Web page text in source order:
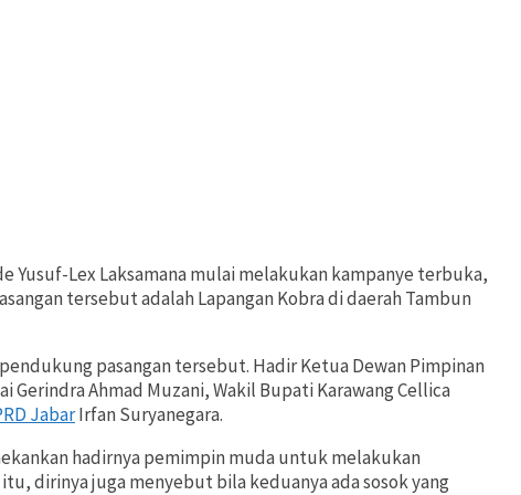
Yusuf-Lex Laksamana mulai melakukan kampanye terbuka,
tersebut adalah Lapangan Kobra di daerah Tambun
pasangan tersebut. Hadir Ketua Dewan Pimpinan
Gerindra Ahmad Muzani, Wakil Bupati Karawang Cellica
JabarIrfan Suryanegara.
hadirnya pemimpin muda untuk melakukan
dirinya juga menyebut bila keduanya ada sosok yang